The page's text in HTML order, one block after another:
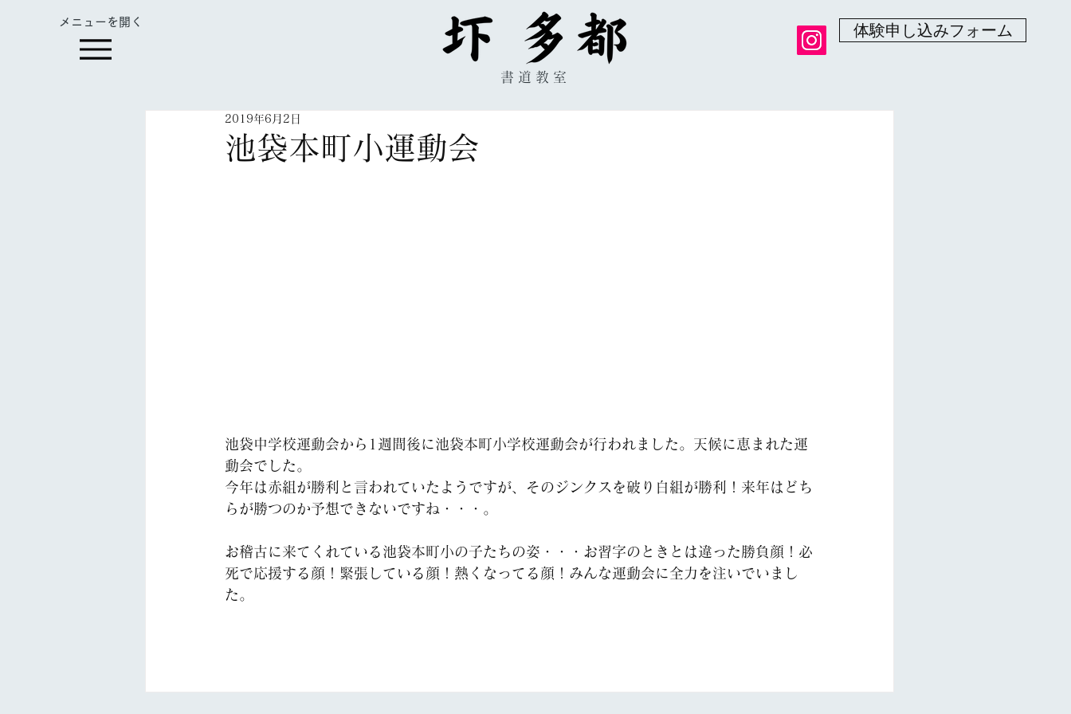
​メニューを開く
書道教室
体験申し込みフォーム
池袋本町小運動会
2019年6月2日
池袋中学校運動会から1週間後に池袋本町小学校運動会が行われました。天候に恵まれた運
動会でした。
今年は赤組が勝利と言われていたようですが、そのジンクスを破り白組が勝利！来年はどち
らが勝つのか予想できないですね・・・。
お稽古に来てくれている池袋本町小の子たちの姿・・・お習字のときとは違った勝負顔！必
死で応援する顔！緊張している顔！熱くなってる顔！みんな運動会に全力を注いでいまし
た。